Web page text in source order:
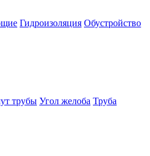
Гидроизоляция Обустройство
трубы Угол желоба Труба